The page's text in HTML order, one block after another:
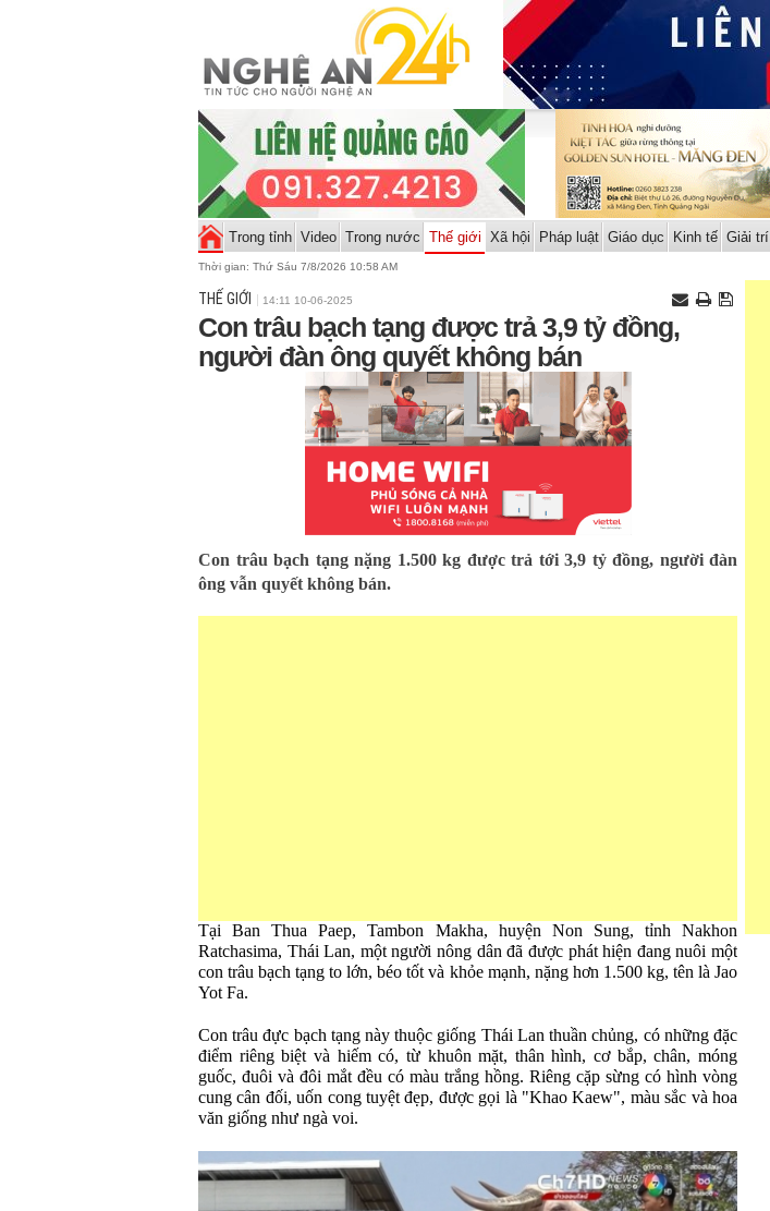
Trong tỉnh Video Trong nước Thế giới Xã hội Pháp luật Giáo dục Kinh tế Giải trí
Thời gian: Thứ Sáu 7/8/2026 10:58 AM
THẾ GIỚI 14:11 10-06-2025
Con trâu bạch tạng được trả 3,9 tỷ đồng,
người đàn ông quyết không bán
Con trâu bạch tạng nặng 1.500 kg được trả tới 3,9 tỷ đồng, người đàn
ông vẫn quyết không bán.
Tại Ban Thua Paep, Tambon Makha, huyện Non Sung, tỉnh Nakhon
Ratchasima, Thái Lan, một người nông dân đã được phát hiện đang nuôi một
con trâu bạch tạng to lớn, béo tốt và khỏe mạnh, nặng hơn 1.500 kg, tên là Jao
Yot Fa.
Con trâu đực bạch tạng này thuộc giống Thái Lan thuần chủng, có những đặc
điểm riêng biệt và hiếm có, từ khuôn mặt, thân hình, cơ bắp, chân, móng
guốc, đuôi và đôi mắt đều có màu trắng hồng. Riêng cặp sừng có hình vòng
cung cân đối, uốn cong tuyệt đẹp, được gọi là "Khao Kaew", màu sắc và hoa
văn giống như ngà voi.